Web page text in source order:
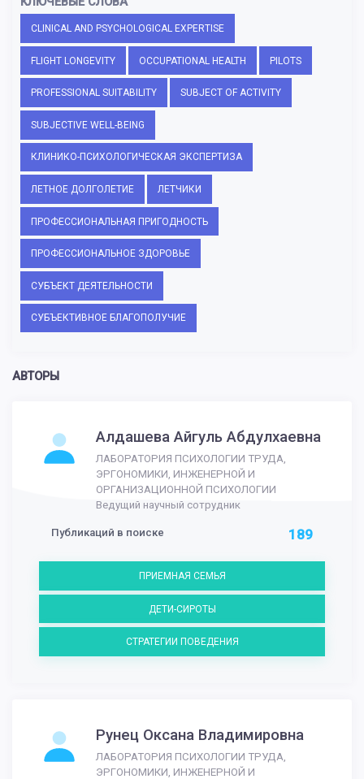
CLINICAL AND PSYCHOLOGICAL EXPERTISE
FLIGHT LONGEVITY OCCUPATIONAL HEALTH PILOTS
PROFESSIONAL SUITABILITY SUBJECT OF ACTIVITY
SUBJECTIVE WELL-BEING
КЛИНИКО-ПСИХОЛОГИЧЕСКАЯ ЭКСПЕРТИЗА
ЛЕТНОЕ ДОЛГОЛЕТИЕ ЛЕТЧИКИ
ПРОФЕССИОНАЛЬНАЯ ПРИГОДНОСТЬ
ПРОФЕССИОНАЛЬНОЕ ЗДОРОВЬЕ
СУБЪЕКТ ДЕЯТЕЛЬНОСТИ
СУБЪЕКТИВНОЕ БЛАГОПОЛУЧИЕ
АВТОРЫ
Алдашева Айгуль Абдулхаевна
ЛАБОРАТОРИЯ ПСИХОЛОГИИ ТРУДА,
ЭРГОНОМИКИ, ИНЖЕНЕРНОЙ И
ОРГАНИЗАЦИОННОЙ ПСИХОЛОГИИ
Ведущий научный сотрудник
Публикаций в поиске 189
ПРИЕМНАЯ СЕМЬЯ
ДЕТИ-СИРОТЫ
СТРАТЕГИИ ПОВЕДЕНИЯ
Рунец Оксана Владимировна
ЛАБОРАТОРИЯ ПСИХОЛОГИИ ТРУДА,
ЭРГОНОМИКИ, ИНЖЕНЕРНОЙ И